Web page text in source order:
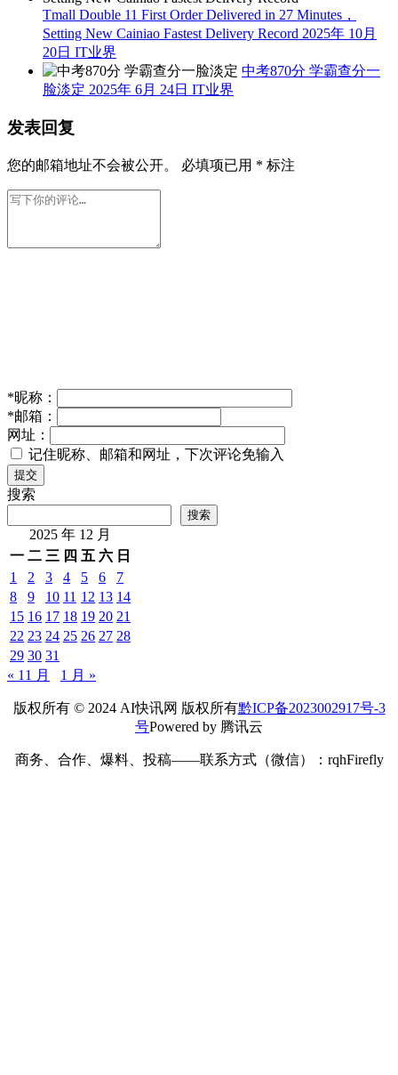
Tmall Double 11 First Order Delivered in 27 Minutes，
Setting New Cainiao Fastest Delivery Record 2025年 10月
20日 IT业界
中考870分 学霸查分一
脸淡定 2025年 6月 24日 IT业界
发表回复
您的邮箱地址不会被公开。 必填项已用 * 标注
*昵称：
*邮箱：
网址：
记住昵称、邮箱和网址，下次评论免输入
提交
搜索
搜索
2025 年 12 月
一 二 三 四 五 六 日
1
2 3 4 5 6
7
8
9 10 11 12 13 14
15 16 17 18 19 20 21
22 23 24 25 26 27 28
29 30 31
« 11 月
1 月 »
版权所有 © 2024 AI快讯网 版权所有黔ICP备2023002917号-3
号Powered by 腾讯云
商务、合作、爆料、投稿——联系方式（微信）：rqhFirefly